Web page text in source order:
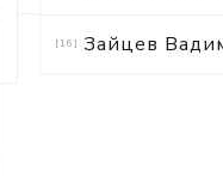
[16] Зайцев